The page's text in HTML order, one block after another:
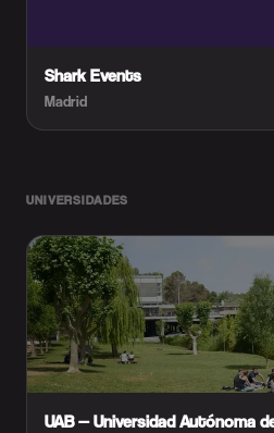
Shark Events
Madrid
UNIVERSIDADES
UAB — Universidad Autónoma